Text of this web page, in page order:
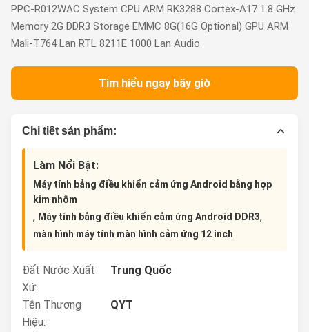
PPC-R012WAC System CPU ARM RK3288 Cortex-A17 1.8 GHz
Memory 2G DDR3 Storage EMMC 8G(16G Optional) GPU ARM
Mali-T764 Lan RTL 8211E 1000 Lan Audio
Tìm hiểu ngay bây giờ
Chi tiết sản phẩm:
Làm Nổi Bật:
Máy tính bảng điều khiển cảm ứng Android bằng hợp
kim nhôm
, Máy tính bảng điều khiển cảm ứng Android DDR3,
màn hình máy tính màn hình cảm ứng 12 inch
Đất Nước Xuất
Xứ:
Trung Quốc
Tên Thương
Hiệu:
QYT